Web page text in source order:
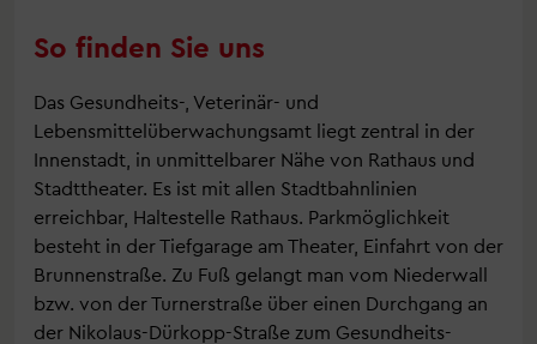
So finden Sie uns
Das Gesundheits-, Veterinär- und
Lebensmittelüberwachungsamt liegt zentral in der
Innenstadt, in unmittelbarer Nähe von Rathaus und
Stadttheater. Es ist mit allen Stadtbahnlinien
erreichbar, Haltestelle Rathaus. Parkmöglichkeit
besteht in der Tiefgarage am Theater, Einfahrt von der
Brunnenstraße. Zu Fuß gelangt man vom Niederwall
bzw. von der Turnerstraße über einen Durchgang an
der Nikolaus-Dürkopp-Straße zum Gesundheits-